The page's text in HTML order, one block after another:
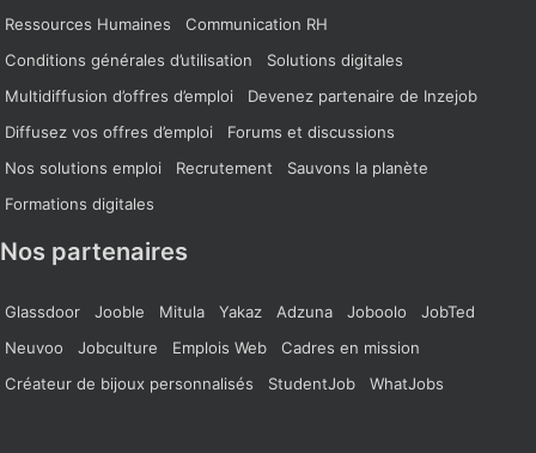
Ressources Humaines
Communication RH
Conditions générales d’utilisation
Solutions digitales
Multidiffusion d’offres d’emploi
Devenez partenaire de Inzejob
Diffusez vos offres d’emploi
Forums et discussions
Nos solutions emploi
Recrutement
Sauvons la planète
Formations digitales
Nos partenaires
Glassdoor Jooble Mitula Yakaz Adzuna Joboolo
JobTed
Neuvoo
Jobculture Emplois Web
Cadres en mission
Créateur de bijoux personnalisés
StudentJob WhatJobs